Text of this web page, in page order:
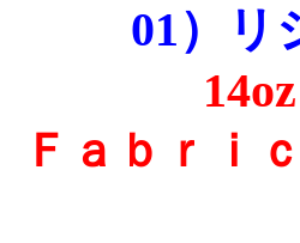
01）リ
14oz
Ｆａｂｒ